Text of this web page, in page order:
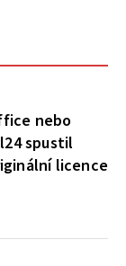
nebo
spustil
licence